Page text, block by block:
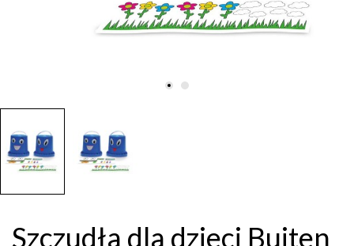
Szczudła dla dzieci Buiten